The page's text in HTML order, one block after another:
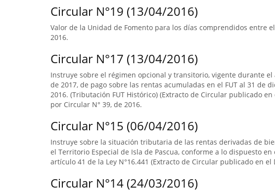
Circular N°19 (13/04/2016)
Valor de la Unidad de Fomento para los días comprendidos entre
2016.
Circular N°17 (13/04/2016)
Instruye sobre el régimen opcional y transitorio, vigente durante
de 2017, de pago sobre las rentas acumuladas en el FUT al 31 de
2016. (Tributación FUT Histórico) (Extracto de Circular publicado
por Circular N° 39, de 2016.
Circular N°15 (06/04/2016)
Instruye sobre la situación tributaria de las rentas derivadas de
el Territorio Especial de Isla de Pascua, conforme a lo dispuesto en
artículo 41 de la Ley N°16.441 (Extracto de Circular publicado en el
Circular N°14 (24/03/2016)